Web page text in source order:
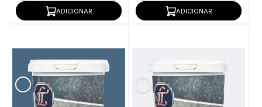
ADICIONAR ADICIONAR